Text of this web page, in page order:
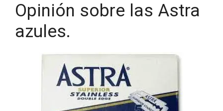
Opinión sobre las Astra
azules.